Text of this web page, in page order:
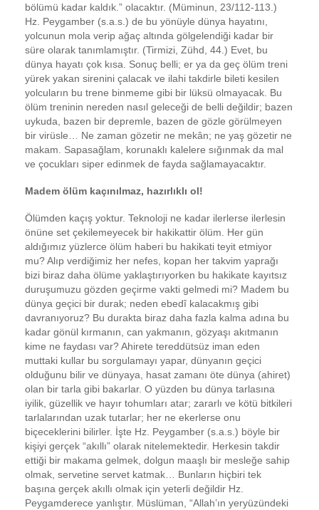
bölümü kadar kaldık.” olacaktır. (Müminun, 23/112-113.)
Hz. Peygamber (s.a.s.) de bu yönüyle dünya hayatını,
yolcunun mola verip ağaç altında gölgelendiği kadar bir
süre olarak tanımlamıştır. (Tirmizi, Zühd, 44.) Evet, bu
dünya hayatı çok kısa. Sonuç belli; er ya da geç ölüm treni
yürek yakan sirenini çalacak ve ilahi takdirle bileti kesilen
yolcuların bu trene binmeme gibi bir lüksü olmayacak. Bu
ölüm treninin nereden nasıl geleceği de belli değildir; bazen
uykuda, bazen bir depremle, bazen de gözle görülmeyen
bir virüsle… Ne zaman gözetir ne mekân; ne yaş gözetir ne
makam. Sapasağlam, korunaklı kalelere sığınmak da mal
ve çocukları siper edinmek de fayda sağlamayacaktır.
Madem ölüm kaçınılmaz, hazırlıklı ol!
Ölümden kaçış yoktur. Teknoloji ne kadar ilerlerse ilerlesin
önüne set çekilemeyecek bir hakikattir ölüm. Her gün
aldığımız yüzlerce ölüm haberi bu hakikati teyit etmiyor
mu? Alıp verdiğimiz her nefes, kopan her takvim yaprağı
bizi biraz daha ölüme yaklaştırıyorken bu hakikate kayıtsız
duruşumuzu gözden geçirme vakti gelmedi mi? Madem bu
dünya geçici bir durak; neden ebedî kalacakmış gibi
davranıyoruz? Bu durakta biraz daha fazla kalma adına bu
kadar gönül kırmanın, can yakmanın, gözyaşı akıtmanın
kime ne faydası var? Ahirete tereddütsüz iman eden
muttaki kullar bu sorgulamayı yapar, dünyanın geçici
olduğunu bilir ve dünyaya, hasat zamanı öte dünya (ahiret)
olan bir tarla gibi bakarlar. O yüzden bu dünya tarlasına
iyilik, güzellik ve hayır tohumları atar; zararlı ve kötü bitkileri
tarlalarından uzak tutarlar; her ne ekerlerse onu
biçeceklerini bilirler. İşte Hz. Peygamber (s.a.s.) böyle bir
kişiyi gerçek “akıllı” olarak nitelemektedir. Herkesin takdir
ettiği bir makama gelmek, dolgun maaşlı bir mesleğe sahip
olmak, servetine servet katmak… Bunların hiçbiri tek
başına gerçek akıllı olmak için yeterli değildir Hz.
Peygamderece yanlıştır. Müslüman, “Allah’ın yeryüzündeki